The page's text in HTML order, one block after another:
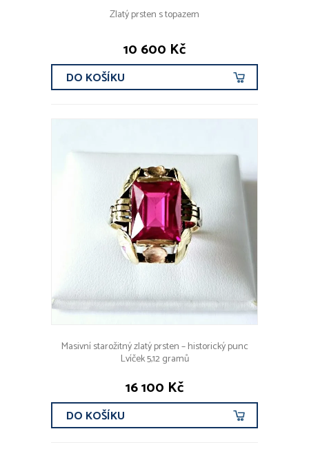
Zlatý prsten s topazem
10 600 Kč
DO KOŠÍKU
Masivní starožitný zlatý prsten – historický punc
Lvíček 5,12 gramů
16 100 Kč
DO KOŠÍKU